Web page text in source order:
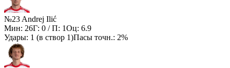
№23 Andrej Ilić
Мин: 26Г: 0 / П: 1Оц: 6.9
Удары: 1 (в створ 1)Пасы точн.: 2%